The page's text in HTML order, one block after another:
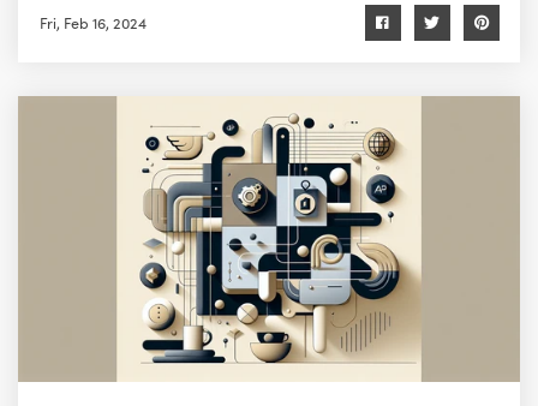
Fri, Feb 16, 2024